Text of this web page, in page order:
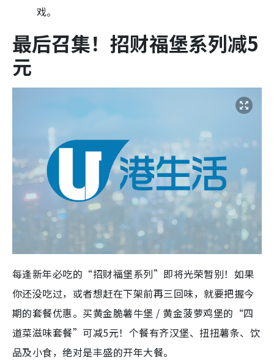
戏。
最后召集！招财福堡系列减5
元
每逢新年必吃的“招财福堡系列”即将光荣暂别！如果
你还没吃过，或者想赶在下架前再三回味，就要把握今
期的套餐优惠。买黄金脆薯牛堡 / 黄金菠萝鸡堡的“四
道菜滋味套餐”可减5元！个餐有齐汉堡、扭扭薯条、饮
品及小食，绝对是丰盛的开年大餐。